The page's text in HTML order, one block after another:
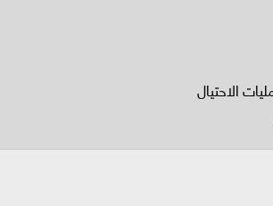
الاحتيال